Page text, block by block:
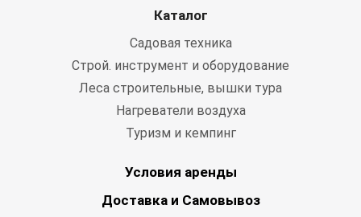
Каталог
Садовая техника
Строй. инструмент и оборудование
Леса строительные, вышки тура
Нагреватели воздуха
Туризм и кемпинг
Условия аренды
Доставка и Самовывоз